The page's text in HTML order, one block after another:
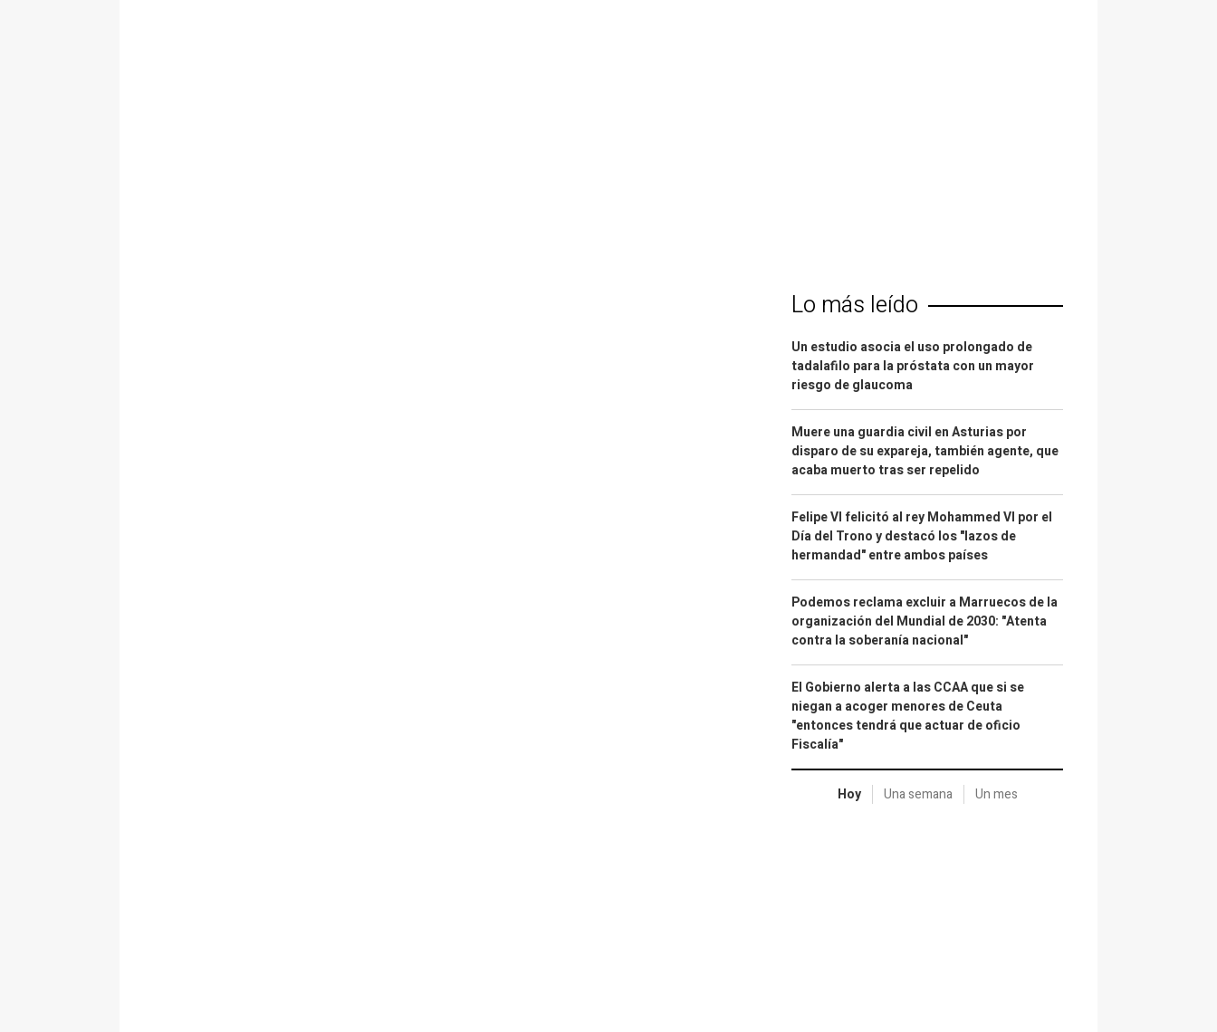
Lo más leído
Un estudio asocia el uso prolongado de
tadalafilo para la próstata con un mayor
riesgo de glaucoma
Muere una guardia civil en Asturias por
disparo de su expareja, también agente, que
acaba muerto tras ser repelido
Felipe VI felicitó al rey Mohammed VI por el
Día del Trono y destacó los "lazos de
hermandad" entre ambos países
Podemos reclama excluir a Marruecos de la
organización del Mundial de 2030: "Atenta
contra la soberanía nacional"
El Gobierno alerta a las CCAA que si se
niegan a acoger menores de Ceuta
"entonces tendrá que actuar de oficio
Fiscalía"
Hoy Una semana Un mes